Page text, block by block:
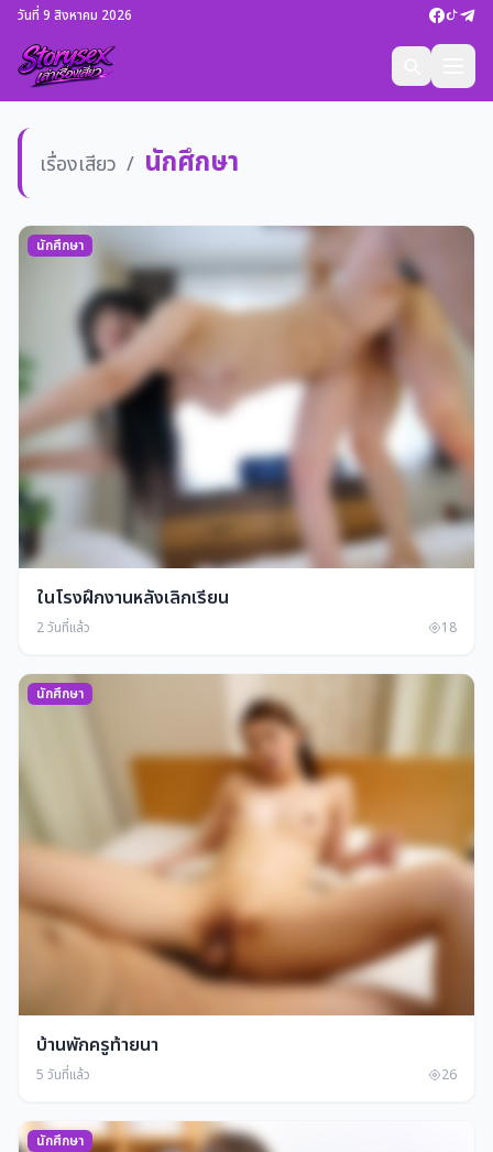
วันที่ 9 สิงหาคม 2026
เรื่องเสียว / นักศึกษา
นักศึกษา
ในโรงฝึกงานหลังเลิกเรียน
2 วันที่แล้ว 18
นักศึกษา
บ้านพักครูท้ายนา
5 วันที่แล้ว 26
นักศึกษา